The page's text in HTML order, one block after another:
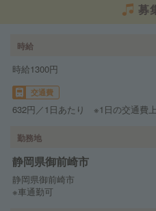
募
時給
時給1300円
交通費
632円／1日あたり ※1日の交通費
勤務地
静岡県御前崎市
静岡県御前崎市
※車通勤可